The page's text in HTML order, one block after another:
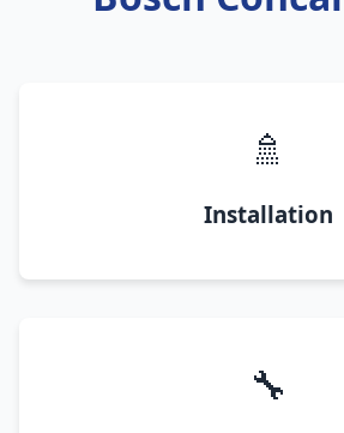
🚿
Installation
🔧